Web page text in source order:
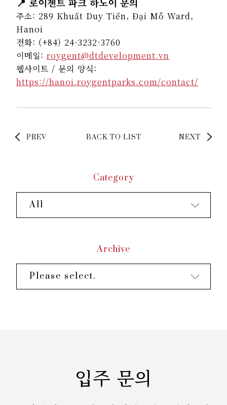
주소: 289 Khuất Duy Tiến, Đại Mỗ Ward,
Hanoi
전화: (+84) 24-3232-3760
이메일: roygent@dtdevelopment.vn
웹사이트 / 문의 양식:
https://hanoi.roygentparks.com/contact/
PREV BACK TO LIST NEXT
Category
All
Archive
Please select.
입주 문의